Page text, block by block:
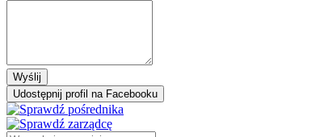
Wyślij
Udostępnij profil na Facebooku